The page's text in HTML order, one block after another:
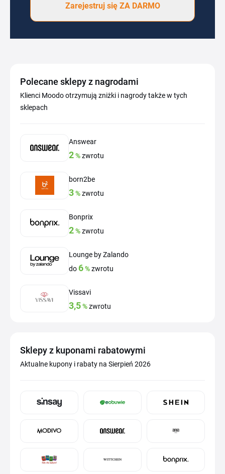
Zarejestruj się ZA DARMO
Polecane sklepy z nagrodami
Klienci Moodo otrzymują zniżki i nagrody także w tych
sklepach
Answear
2%zwrotu
born2be
3%zwrotu
Bonprix
2%zwrotu
Lounge by Zalando
do 6%zwrotu
Vissavi
3,5%zwrotu
Sklepy z kuponami rabatowymi
Aktualne kupony i rabaty na Sierpień 2026